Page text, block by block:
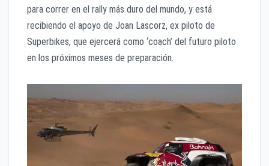
para correr en el rally más duro del mundo, y está
recibiendo el apoyo de Joan Lascorz, ex piloto de
Superbikes, que ejercerá como ‘coach’ del futuro piloto
en los próximos meses de preparación.